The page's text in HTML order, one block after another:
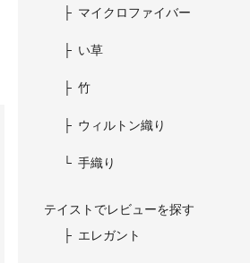
マイクロファイバー
い草
竹
ウィルトン織り
手織り
テイストでレビューを探す
エレガント